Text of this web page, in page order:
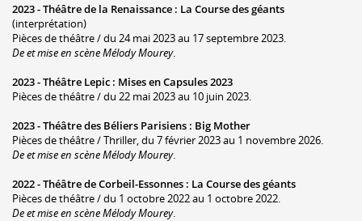
2023 -Théâtre de la Renaissance : La Course des géants
(interprétation)
Pièces de théâtre / du 24 mai 2023 au 17 septembre 2023.
De et mise en scène Mélody Mourey.
2023 -Théâtre Lepic : Mises en Capsules 2023
Pièces de théâtre / du 22 mai 2023 au 10 juin 2023.
2023 -Théâtre des Béliers Parisiens : Big Mother
Pièces de théâtre / Thriller, du 7 février 2023 au 1 novembre 2026.
De et mise en scène Mélody Mourey.
2022 -Théâtre de Corbeil-Essonnes : La Course des géants
Pièces de théâtre / du 1 octobre 2022 au 1 octobre 2022.
De et mise en scène Mélody Mourey.